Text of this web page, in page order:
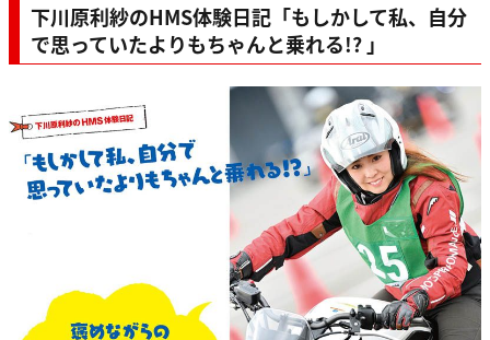
下川原利紗のHMS体験日記「もしかして私、自分
で思っていたよりもちゃんと乗れる!? 」